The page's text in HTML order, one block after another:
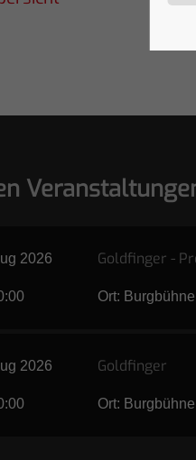
2026 Goldfinger -
Ort:
2026 Goldfinger
Ort: